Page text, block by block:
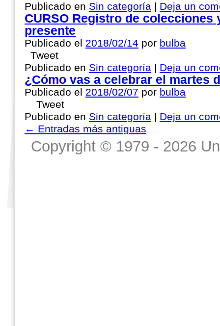
Publicado en Sin categoría | Deja un
CURSO Registro de colecciones
presente
Publicado el 2018/02/14 por bulba
Tweet
Publicado en Sin categoría | Deja un
¿Cómo vas a celebrar el martes
Publicado el 2018/02/07 por bulba
Tweet
Publicado en Sin categoría | Deja un
← Entradas más antiguas
Copyright © 1979 - 2026